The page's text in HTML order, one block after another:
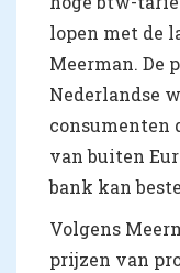
lopen met de
Meerman. De
Nederlandse
consumenten
van buiten
bank kan
Volgens
prijzen van